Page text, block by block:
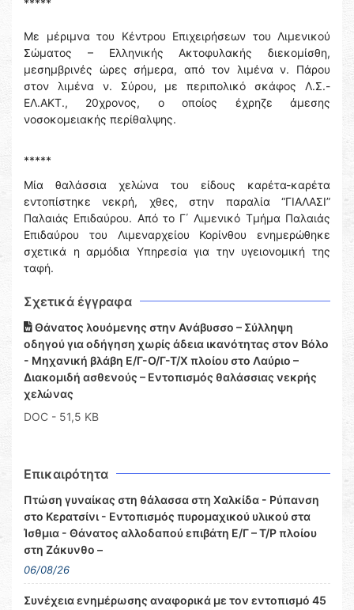
*****
Με μέριμνα του Κέντρου Επιχειρήσεων του Λιμενικού
Σώματος – Ελληνικής Ακτοφυλακής διεκομίσθη,
μεσημβρινές ώρες σήμερα, από τον λιμένα ν. Πάρου
στον λιμένα ν. Σύρου, με περιπολικό σκάφος Λ.Σ.-
ΕΛ.ΑΚΤ., 20χρονος, ο οποίος έχρηζε άμεσης
νοσοκομειακής περίθαλψης.
*****
Μία θαλάσσια χελώνα του είδους καρέτα-καρέτα
εντοπίστηκε νεκρή, χθες, στην παραλία “ΓΙΑΛΑΣΙ”
Παλαιάς Επιδαύρου. Από το Γ΄ Λιμενικό Τμήμα Παλαιάς
Επιδαύρου του Λιμεναρχείου Κορίνθου ενημερώθηκε
σχετικά η αρμόδια Υπηρεσία για την υγειονομική της
ταφή.
Σχετικά έγγραφα
Θάνατος λουόμενης στην Ανάβυσσο – Σύλληψη
οδηγού για οδήγηση χωρίς άδεια ικανότητας στον Βόλο
- Μηχανική βλάβη Ε/Γ-Ο/Γ-Τ/Χ πλοίου στο Λαύριο –
Διακομιδή ασθενούς – Εντοπισμός θαλάσσιας νεκρής
χελώνας
DOC - 51,5 KB
Επικαιρότητα
Πτώση γυναίκας στη θάλασσα στη Χαλκίδα - Ρύπανση
στο Κερατσίνι - Εντοπισμός πυρομαχικού υλικού στα
Ίσθμια - Θάνατος αλλοδαπού επιβάτη Ε/Γ – Τ/Ρ πλοίου
στη Ζάκυνθο –
06/08/26
Συνέχεια ενημέρωσης αναφορικά με τον εντοπισμό 45